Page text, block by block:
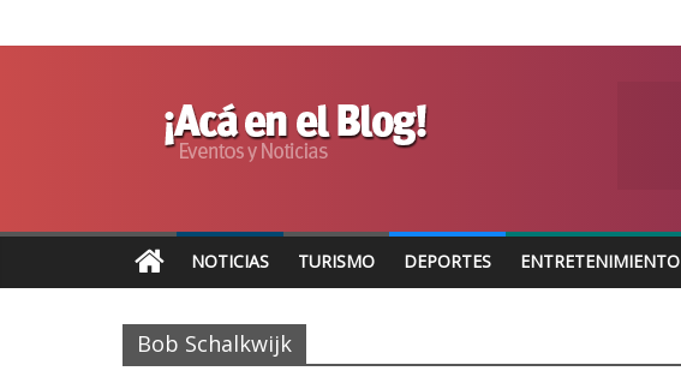
NOTICIAS TURISMO DEPORTES ENTRETENIMIENTO
Bob Schalkwijk